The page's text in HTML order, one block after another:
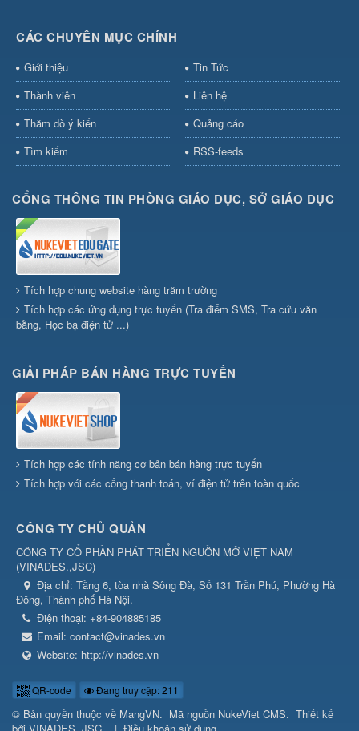
CÁC CHUYÊN MỤC CHÍNH
Giới thiệu
Tin Tức
Thành viên
Liên hệ
Thăm dò ý kiến
Quảng cáo
Tìm kiếm
RSS-feeds
CỔNG THÔNG TIN PHÒNG GIÁO DỤC, SỞ GIÁO DỤC
Tích hợp chung website hàng trăm trường
Tích hợp các ứng dụng trực tuyến (Tra điểm SMS, Tra cứu văn
bằng, Học bạ điện tử ...)
GIẢI PHÁP BÁN HÀNG TRỰC TUYẾN
Tích hợp các tính năng cơ bản bán hàng trực tuyến
Tích hợp với các cổng thanh toán, ví điện tử trên toàn quốc
CÔNG TY CHỦ QUẢN
CÔNG TY CỔ PHẦN PHÁT TRIỂN NGUỒN MỞ VIỆT NAM
(VINADES.,JSC)
Địa chỉ: Tầng 6, tòa nhà Sông Đà, Số 131 Trần Phú, Phường Hà
Đông, Thành phố Hà Nội.
Điện thoại: +84-904885185
Email: contact@vinades.vn
Website: http://vinades.vn
QR-code Đang truy cập: 211
© Bản quyền thuộc về MangVN. Mã nguồn NukeViet CMS. Thiết kế